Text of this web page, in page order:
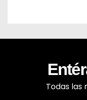
Todas las